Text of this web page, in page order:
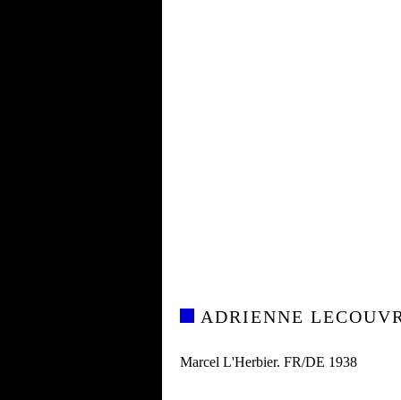
ADRIENNE
Marcel L'Herbier. FR/DE 1938